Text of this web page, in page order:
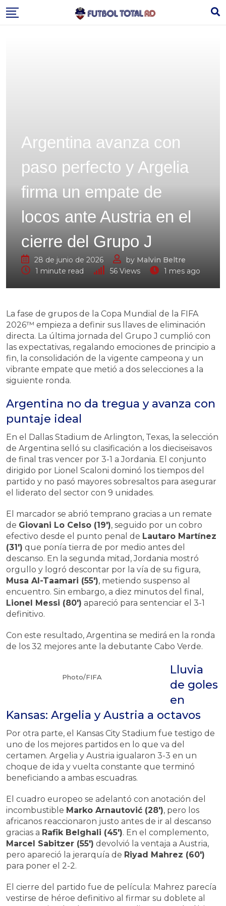
to
Argentina avanza con
paso perfecto y Argelia
firma un empate de
locos ante Austria en el
cierre del Grupo J
28 de junio de 2026 by Malvin Beltre
1 minute read
56 Views 1 mes ago
La fase de grupos de la Copa Mundial de la FIFA
2026™ empieza a definir sus llaves de eliminación
directa. La última jornada del Grupo J cumplió con
las expectativas, regalando emociones de principio a
fin, la consolidación de la vigente campeona y un
vibrante empate que metió a dos selecciones a la
siguiente ronda.
Argentina no da tregua y avanza con
puntaje ideal
En el Dallas Stadium de Arlington, Texas, la selección
de Argentina selló su clasificación a los dieciseisavos
de final tras vencer por 3-1 a Jordania. El conjunto
dirigido por Lionel Scaloni dominó los tiempos del
partido y no pasó mayores sobresaltos para asegurar
el liderato del sector con 9 unidades.
El marcador se abrió temprano gracias a un remate
de Giovani Lo Celso (19′), seguido por un cobro
efectivo desde el punto penal de Lautaro Martínez
(31′) que ponía tierra de por medio antes del
descanso. En la segunda mitad, Jordania mostró
orgullo y logró descontar por la vía de su figura,
Musa Al-Taamari (55′), metiendo suspenso al
encuentro. Sin embargo, a diez minutos del final,
Lionel Messi (80′) apareció para sentenciar el 3-1
definitivo.
Con este resultado, Argentina se medirá en la ronda
de los 32 mejores ante la debutante Cabo Verde.
Photo/FIFA
Lluvia
de goles
en
Kansas: Argelia y Austria a octavos
Por otra parte, el Kansas City Stadium fue testigo de
uno de los mejores partidos en lo que va del
certamen. Argelia y Austria igualaron 3-3 en un
choque de ida y vuelta constante que terminó
beneficiando a ambas escuadras.
El cuadro europeo se adelantó con anotación del
incombustible Marko Arnautović (28′), pero los
africanos reaccionaron justo antes de ir al descanso
gracias a Rafik Belghali (45′). En el complemento,
Marcel Sabitzer (55′) devolvió la ventaja a Austria,
pero apareció la jerarquía de Riyad Mahrez (60′)
para poner el 2-2.
El cierre del partido fue de película: Mahrez parecía
vestirse de héroe definitivo al firmar su doblete al